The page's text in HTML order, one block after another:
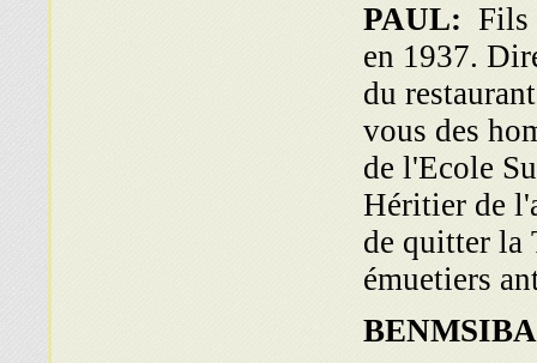
PAUL: Fils
en 1937.
du
vous des
de l'Ecole
Héritier de
de quitter la
émuetiers
BENMSIBA